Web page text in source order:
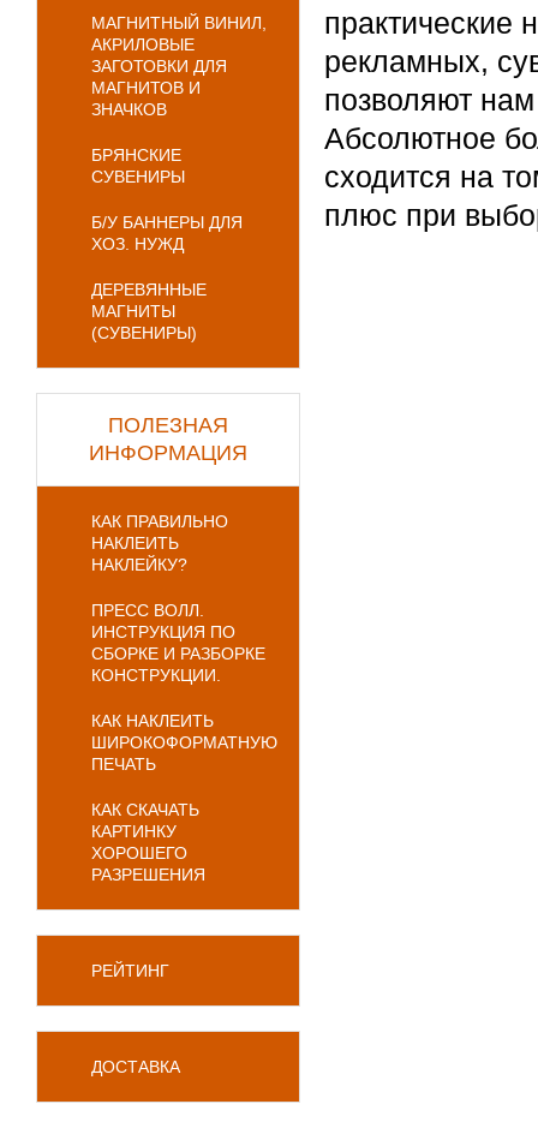
МАГНИТНЫЙ ВИНИЛ,
АКРИЛОВЫЕ
ЗАГОТОВКИ ДЛЯ
МАГНИТОВ И
ЗНАЧКОВ
БРЯНСКИЕ
СУВЕНИРЫ
Б/У БАННЕРЫ ДЛЯ
ХОЗ. НУЖД
ДЕРЕВЯННЫЕ
МАГНИТЫ
(СУВЕНИРЫ)
ПОЛЕЗНАЯ
ИНФОРМАЦИЯ
КАК ПРАВИЛЬНО
НАКЛЕИТЬ
НАКЛЕЙКУ?
ПРЕСС ВОЛЛ.
ИНСТРУКЦИЯ ПО
СБОРКЕ И РАЗБОРКЕ
КОНСТРУКЦИИ.
КАК НАКЛЕИТЬ
ШИРОКОФОРМАТНУЮ
ПЕЧАТЬ
КАК СКАЧАТЬ
КАРТИНКУ
ХОРОШЕГО
РАЗРЕШЕНИЯ
РЕЙТИНГ
ДОСТАВКА
практические
рекламных,
позволяют
Абсолютное
сходится на
плюс при